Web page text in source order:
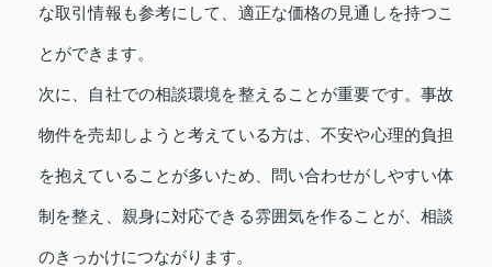
な取引情報も参考にして、適正な価格の見通しを持つこ
とができます。
次に、自社での相談環境を整えることが重要です。事故
物件を売却しようと考えている方は、不安や心理的負担
を抱えていることが多いため、問い合わせがしやすい体
制を整え、親身に対応できる雰囲気を作ることが、相談
のきっかけにつながります。